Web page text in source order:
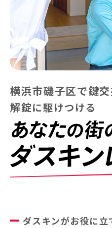
横浜市磯子区で鍵
解錠に駆けつける
ダスキンがお役に立